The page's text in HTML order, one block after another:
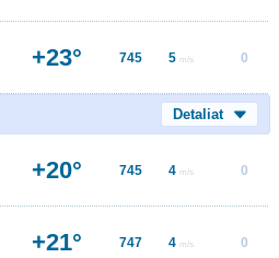
+23° 745 5 m/s 0
Detaliat
+20° 745 4 m/s 0
+21° 747 4 m/s 0